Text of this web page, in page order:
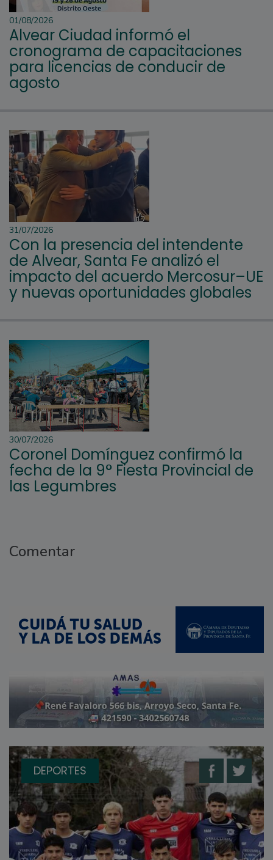
01/08/2026
Alvear Ciudad informó el
cronograma de capacitaciones
para licencias de conducir de
agosto
31/07/2026
Con la presencia del intendente
de Alvear, Santa Fe analizó el
impacto del acuerdo Mercosur–UE
y nuevas oportunidades globales
30/07/2026
Coronel Domínguez confirmó la
fecha de la 9° Fiesta Provincial de
las Legumbres
Comentar
DEPORTES